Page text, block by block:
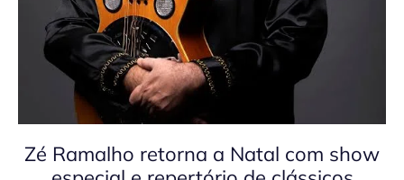
Zé Ramalho retorna a Natal com show